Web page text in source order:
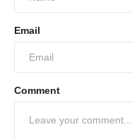
Email
Comment